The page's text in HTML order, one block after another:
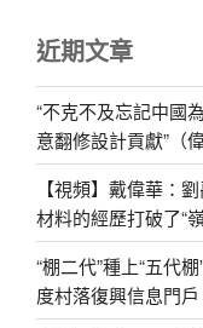
近期文章
“不克不及忘記中國
意翻修設計貢獻”（
【視頻】戴偉華：
材料的經歷打破了“
“棚二代”種上“五代
度村落復興信息門戶